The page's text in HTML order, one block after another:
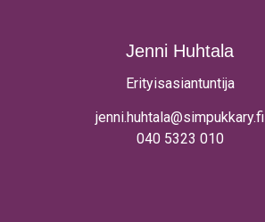
Jenni Huhtala
Erityisasiantuntija
jenni.huhtala@simpukkary.fi
040 5323 010